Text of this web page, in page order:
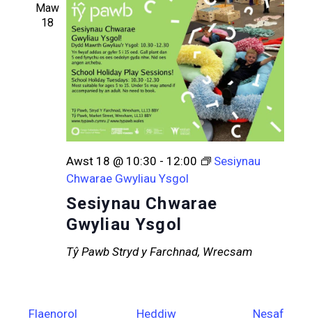
Maw
18
Sesiynau Chwarae
Gwyliau Ysgol
Awst 18 @ 10:30 - 12:00
Sesiynau
Chwarae Gwyliau Ysgol
Tŷ Pawb Stryd y Farchnad, Wrecsam
FlaenorolDigwyddiadauHeddiw Nesaf